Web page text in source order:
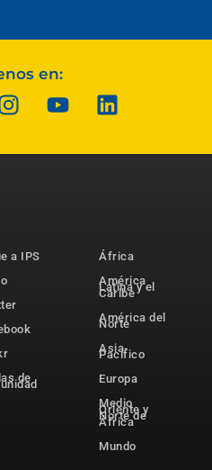
en:
a IPS
de
África
América
Latina y el
Caribe
América del
Norte
Asia-
Pacífico
Europa
Medio
Oriente y
Norte de
África
Mundo